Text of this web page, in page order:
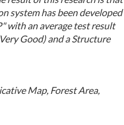
system has been developed
with an average test result
Good) and a Structure
Map, Forest Area,